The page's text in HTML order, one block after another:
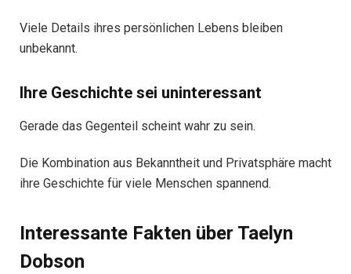
Viele Details ihres persönlichen Lebens bleiben
unbekannt.
Ihre Geschichte sei uninteressant
Gerade das Gegenteil scheint wahr zu sein.
Die Kombination aus Bekanntheit und Privatsphäre macht
ihre Geschichte für viele Menschen spannend.
Interessante Fakten über Taelyn
Dobson